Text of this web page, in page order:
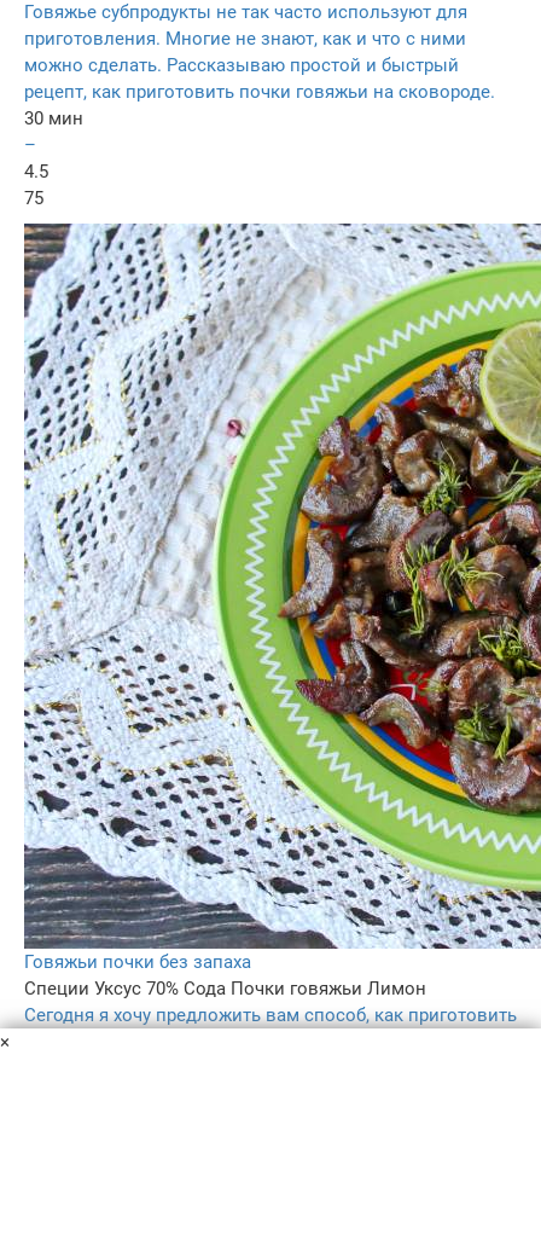
Говяжье субпродукты не так часто используют для
приготовления. Многие не знают, как и что с ними
можно сделать. Рассказываю простой и быстрый
рецепт, как приготовить почки говяжьи на сковороде.
30 мин
–
4.5
75
Говяжьи почки без запаха
Специи Уксус 70% Сода Почки говяжьи Лимон
Сегодня я хочу предложить вам способ, как приготовить
×